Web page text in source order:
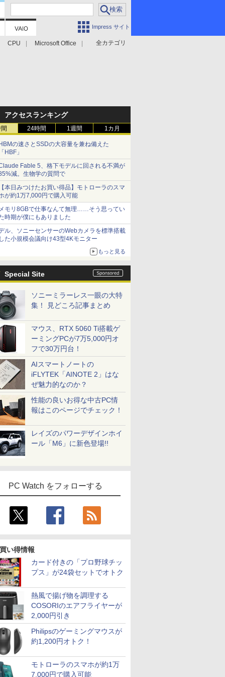
Impress サイト
全カテゴリ
CPU Microsoft Office
アクセスランキング
24時間 1週間 1カ月
の速さとSSDの大容量を兼ね備えた
HBF」
Fable 5、格下モデルに回される不満が
減。生物学の質問で
本日みつけたお買い得品】モトローラのスマ
が約1万7,000円で購入可能
モリ8GBで仕事なんて無理……そう思ってい
時期が僕にもありました
ル、ソニーセンサーのWebカメラを標準搭載
た小規模会議向け43型4Kモニター
もっと見る
Special Site
ソニーミラーレス一眼の大特
集！ 見どころ記事まとめ
マウス、RTX 5060 Ti搭載ゲ
ーミングPCが7万5,000円オ
フで30万円台！
AIスマートノートの
iFLYTEK「AINOTE 2」はな
ぜ魅力的なのか？
性能の良いお得な中古PC情
報はこのページでチェック！
レイズのパワーデザインホイ
ール「M6」に新色登場!!
PC Watch をフォローする
い得情報
カード付きの「プロ野球チッ
プス」が24袋セットでオトク
熱風で揚げ物を調理する
COSORIのエアフライヤーが
2,000円引き
Philipsのゲーミングマウスが
約1,200円オトク！
モトローラのスマホが約1万
7,000円で購入可能